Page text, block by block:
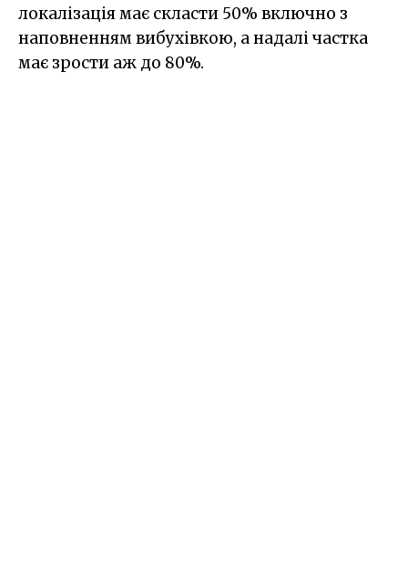
локалізація має скласти 50% включно з
наповненням вибухівкою, а надалі частка
має зрости аж до 80%.